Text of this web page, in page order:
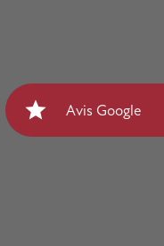
star Avis Google